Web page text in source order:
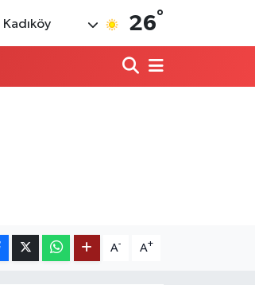
Kadıköy 26°
A- A+